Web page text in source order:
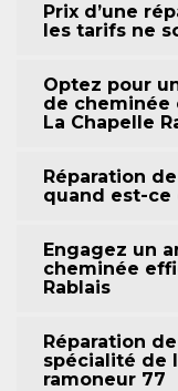
Prix d’une
les tarifs ne
Optez pour
de cheminée
La Chapelle
Réparation
quand est-ce
Engagez un
cheminée
Rablais
Réparation
spécialité de
ramoneur 77